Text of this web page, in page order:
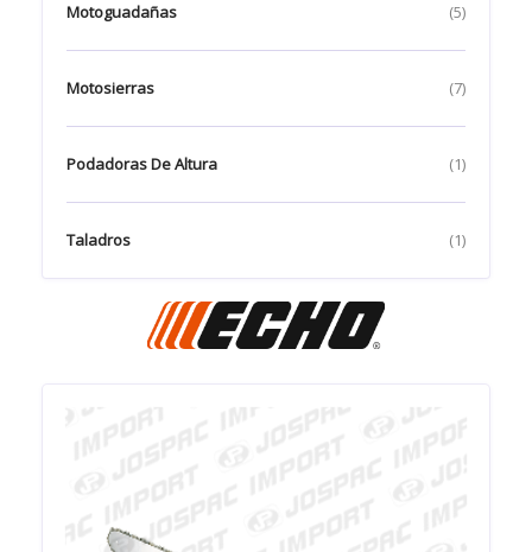
Motoguadañas (5)
Motosierras (7)
Podadoras De Altura (1)
Taladros (1)